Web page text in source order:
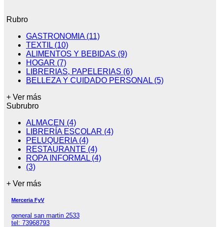
Rubro
GASTRONOMIA (11)
TEXTIL (10)
ALIMENTOS Y BEBIDAS (9)
HOGAR (7)
LIBRERIAS, PAPELERIAS (6)
BELLEZA Y CUIDADO PERSONAL (5)
+ Ver más
Subrubro
ALMACEN (4)
LIBRERÍA ESCOLAR (4)
PELUQUERIA (4)
RESTAURANTE (4)
ROPA INFORMAL (4)
(3)
+ Ver más
Merceria FyV
general san martin 2533
tel: 73968793